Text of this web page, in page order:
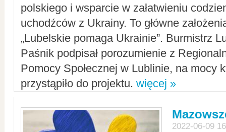
polskiego i wsparcie w załatwieniu
uchodźców z Ukrainy. To główne
„Lubelskie pomaga Ukrainie”. Burmistrz
Paśnik podpisał porozumienie z
Pomocy Społecznej w Lublinie, na mocy
przystąpiło do projektu. więcej »
2022-06-09